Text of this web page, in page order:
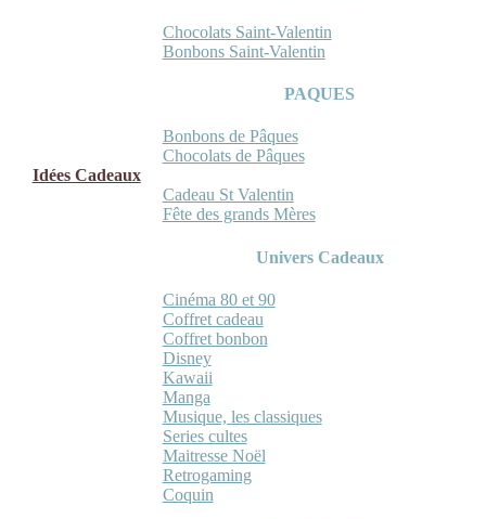
Chocolats Saint-Valentin
Bonbons Saint-Valentin
PAQUES
Bonbons de Pâques
Chocolats de Pâques
Idées Cadeaux
Cadeau St Valentin
Fête des grands Mères
Univers Cadeaux
Cinéma 80 et 90
Coffret cadeau
Coffret bonbon
Disney
Kawaii
Manga
Musique, les classiques
Series cultes
Maitresse Noël
Retrogaming
Coquin